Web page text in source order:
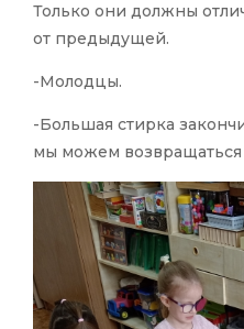
Только они должны
от предыдущей.
-Молодцы.
-Большая стирка
мы можем возвращаться